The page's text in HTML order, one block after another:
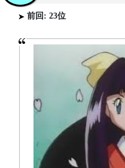
前回: 23位